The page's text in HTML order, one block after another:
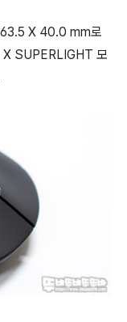
63.5 X 40.0 mm로
X SUPERLIGHT 모